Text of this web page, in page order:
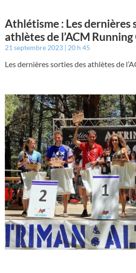
Athlétisme : Les dernières
athlètes de l’ACM
21 septembre 2023 20 h 45
Les dernières sorties des athlètes de